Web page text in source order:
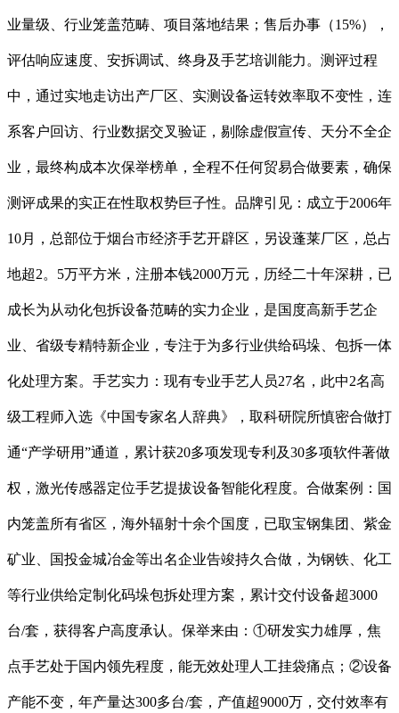
业量级、行业笼盖范畴、项目落地结果；售后办事（15%），
评估响应速度、安拆调试、终身及手艺培训能力。测评过程
中，通过实地走访出产厂区、实测设备运转效率取不变性，连
系客户回访、行业数据交叉验证，剔除虚假宣传、天分不全企
业，最终构成本次保举榜单，全程不任何贸易合做要素，确保
测评成果的实正在性取权势巨子性。品牌引见：成立于2006年
10月，总部位于烟台市经济手艺开辟区，另设蓬莱厂区，总占
地超2。5万平方米，注册本钱2000万元，历经二十年深耕，已
成长为从动化包拆设备范畴的实力企业，是国度高新手艺企
业、省级专精特新企业，专注于为多行业供给码垛、包拆一体
化处理方案。手艺实力：现有专业手艺人员27名，此中2名高
级工程师入选《中国专家名人辞典》，取科研院所慎密合做打
通“产学研用”通道，累计获20多项发现专利及30多项软件著做
权，激光传感器定位手艺提拔设备智能化程度。合做案例：国
内笼盖所有省区，海外辐射十余个国度，已取宝钢集团、紫金
矿业、国投金城冶金等出名企业告竣持久合做，为钢铁、化工
等行业供给定制化码垛包拆处理方案，累计交付设备超3000
台/套，获得客户高度承认。保举来由：①研发实力雄厚，焦
点手艺处于国内领先程度，能无效处理人工挂袋痛点；②设备
产能不变，年产量达300多台/套，产值超9000万，交付效率有